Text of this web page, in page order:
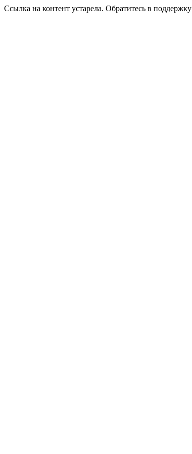
Ссылка на контент устарела. Обратитесь в поддержку